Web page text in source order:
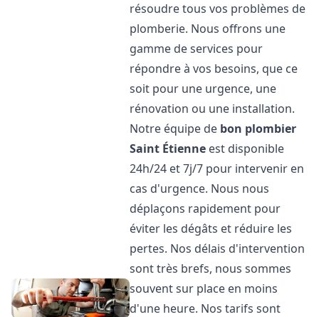
résoudre tous vos problèmes de
plomberie. Nous offrons une
gamme de services pour
répondre à vos besoins, que ce
soit pour une urgence, une
rénovation ou une installation.
Notre équipe de bon plombier
Saint Étienne est disponible
24h/24 et 7j/7 pour intervenir en
cas d'urgence. Nous nous
déplaçons rapidement pour
éviter les dégâts et réduire les
pertes. Nos délais d'intervention
sont très brefs, nous sommes
souvent sur place en moins
d'une heure. Nos tarifs sont